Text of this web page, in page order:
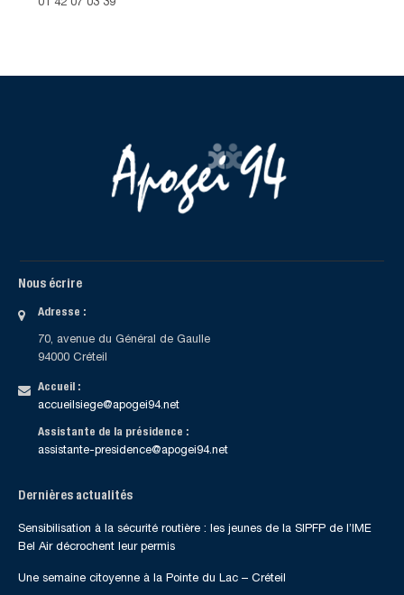
01 42 07 03 39
Nous écrire
Adresse :
70, avenue du Général de Gaulle
94000 Créteil
Accueil :
accueilsiege@apogei94.net
Assistante de la présidence :
assistante-presidence@apogei94.net
Dernières actualités
Sensibilisation à la sécurité routière : les jeunes de la SIPFP de l’IME
Bel Air décrochent leur permis
Une semaine citoyenne à la Pointe du Lac – Créteil